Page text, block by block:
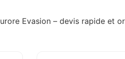
Evasion – devis rapide et